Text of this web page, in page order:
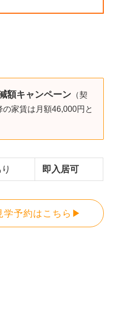
額キャンペーン（契
家賃は月額46,000円と
即入居可
学予約はこちら▶